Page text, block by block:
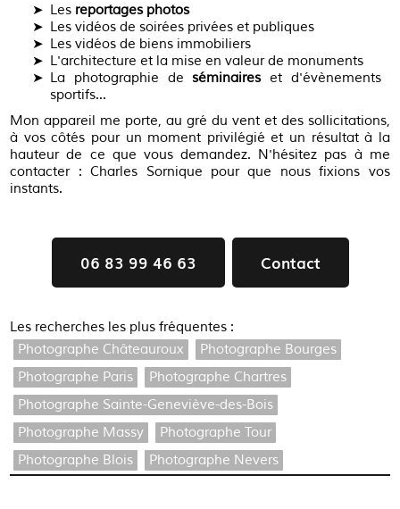
Les reportages photos
Les vidéos de soirées privées et publiques
Les vidéos de biens immobiliers
L'architecture et la mise en valeur de monuments
La photographie de séminaireset d'évènements
sportifs...
Mon appareil me porte, au gré du vent et des sollicitations,
à vos côtés pour un moment privilégié et un résultat à la
hauteur de ce que vous demandez. N'hésitez pas à me
contacter : Charles Sornique pour que nous fixions vos
instants.
06 83 99 46 63 Contact
Les recherches les plus fréquentes :
Photographe Châteauroux
Photographe Bourges
Photographe Paris
Photographe Chartres
Photographe Sainte-Geneviève-des-Bois
Photographe Massy
Photographe Tour
Photographe Blois
Photographe Nevers